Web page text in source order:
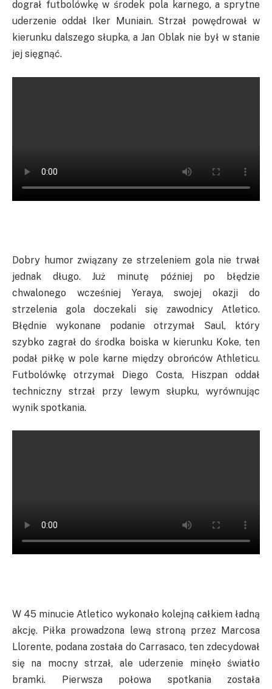
dograł futbolówkę w środek pola karnego, a sprytne
uderzenie oddał
Iker Muniain. Strzał powędrował w
kierunku dalszego słupka, a Jan Oblaknie był w stanie
jej sięgnąć.
Dobry humor związany ze strzeleniem gola nie trwał
jednak długo. Już minutę później po błędzie
chwalonego wcześniej Yeraya,swojej okazji do
strzelenia gola doczekali się zawodnicy Atletico.
Błędnie wykonane podanie otrzymał Saul, który
szybko zagrał do środka boiska w kierunku Koke, ten
podał piłkę w pole karne między obrońców Athleticu.
Futbolówkę otrzymał Diego Costa, Hiszpan oddał
techniczny strzał przy lewym słupku, wyrównując
wynik spotkania.
W 45 minucie Atletico wykonało kolejną całkiem ładną
akcję. Piłka prowadzona lewą stroną przez Marcosa
Llorente, podana została do Carrasaco, ten zdecydował
się na mocny strzał, ale uderzenie minęło światło
bramki. Pierwsza połowa spotkania została